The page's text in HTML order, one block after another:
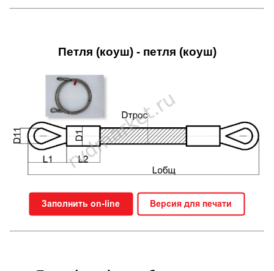
Петля (коуш) - петля (коуш)